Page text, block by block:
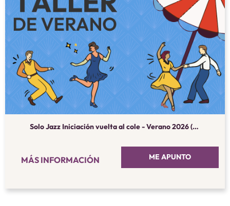
Solo Jazz Iniciación vuelta al cole - Verano 2026 (septiembre)
MÁS INFORMACIÓN ME APUNTO